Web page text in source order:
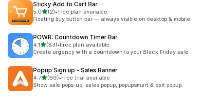
Sticky Add to Cart Bar
5.05つ星中
(2)
合計レビュー数：2件
•Free plan available
Floating buy button bar — always visible on desktop & mobile
POWR: Countdown Timer Bar
4.15つ星中
(83)
合計レビュー数：83件
•Free plan available
Create urgency with a countdown to your Black Friday sale.
Popup Sign up ‑ Sales Banner
4.75つ星中
(69)
合計レビュー数：69件
•Free trial available
Show sale pops-up, sales popup, popupsmart & exit popup.